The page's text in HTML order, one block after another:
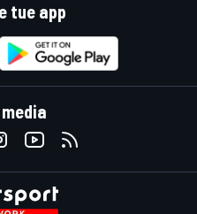
tue app